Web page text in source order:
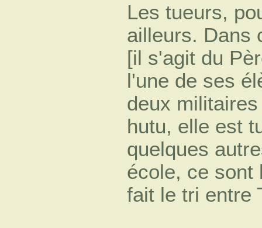
Les tueurs,
ailleurs. Dans
[il s'agit du
l'une de ses
deux
hutu, elle est
quelques
école, ce sont
fait le tri entre